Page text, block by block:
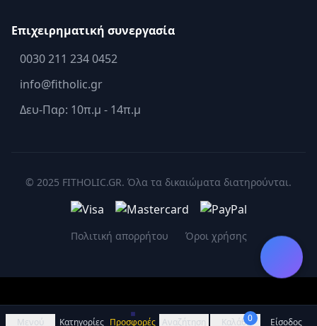
Μενού Κατηγορίες Προσφορές Αναζήτηση 0
Καλάθι Είσοδος
Επιχειρηματική συνεργασία
0030 211 234 0452
info@fitholic.gr
Δευ-Παρ: 10π.μ - 14π.μ
© 2025 FITHOLIC.GR. Όλα τα δικαιώματα διατηρούνται.
Πολιτική απορρήτου Όροι χρήσης